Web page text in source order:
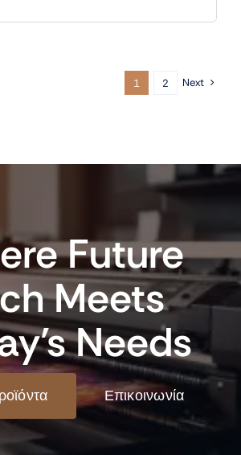
1 2 Next
Future
Meets
Needs
Επικοινωνία